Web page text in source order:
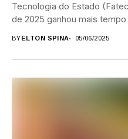
Tecnologia do Estado
de 2025 ganhou mais tempo
BY ELTON SPINA 05/06/2025